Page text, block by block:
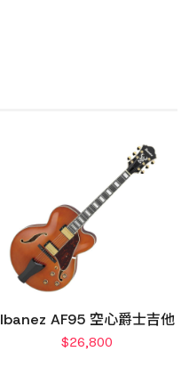
Ibanez AF95 空心爵士吉他
$26,800